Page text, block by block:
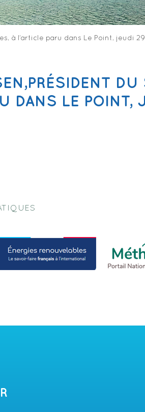
à l’article paru dans Le Point, jeudi
DU
DANS LE POINT,